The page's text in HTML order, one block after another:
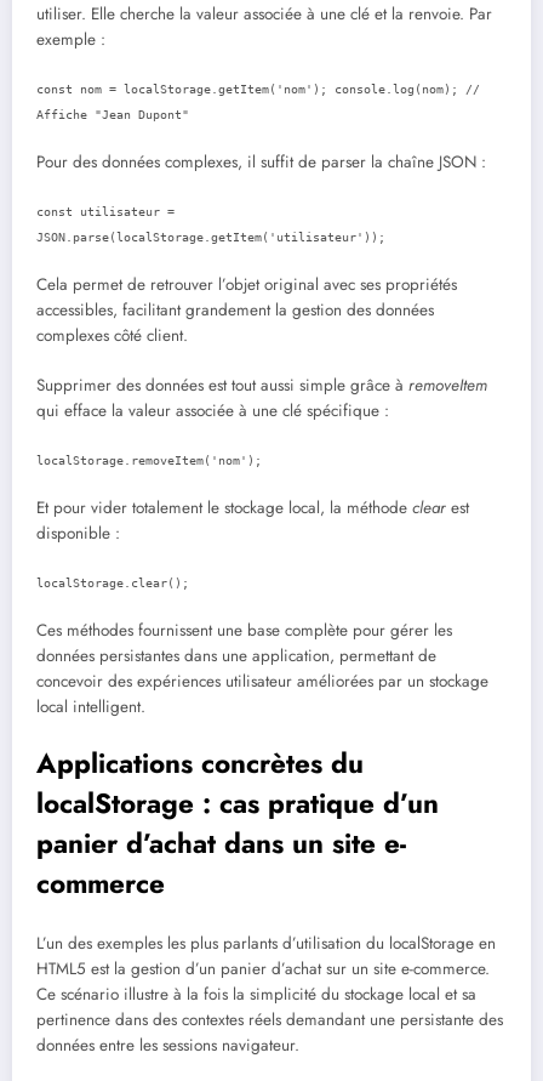
utiliser. Elle cherche la valeur associée à une clé et la renvoie. Par
exemple :
const nom = localStorage.getItem('nom'); console.log(nom); //
Affiche "Jean Dupont"
Pour des données complexes, il suffit de parser la chaîne JSON :
const utilisateur =
JSON.parse(localStorage.getItem('utilisateur'));
Cela permet de retrouver l’objet original avec ses propriétés
accessibles, facilitant grandement la gestion des données
complexes côté client.
Supprimer des données est tout aussi simple grâce à removeItem
qui efface la valeur associée à une clé spécifique :
localStorage.removeItem('nom');
Et pour vider totalement le stockage local, la méthode clear est
disponible :
localStorage.clear();
Ces méthodes fournissent une base complète pour gérer les
données persistantes dans une application, permettant de
concevoir des expériences utilisateur améliorées par un stockage
local intelligent.
Applications concrètes du
localStorage : cas pratique d’un
panier d’achat dans un site e-
commerce
L’un des exemples les plus parlants d’utilisation du localStorage en
HTML5 est la gestion d’un panier d’achat sur un site e-commerce.
Ce scénario illustre à la fois la simplicité du stockage local et sa
pertinence dans des contextes réels demandant une persistante des
données entre les sessions navigateur.